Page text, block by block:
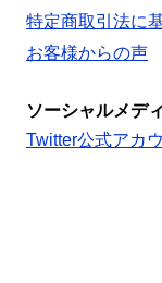
特定商取引法に
お客様からの声
ソーシャルメデ
Twitter公式アカ